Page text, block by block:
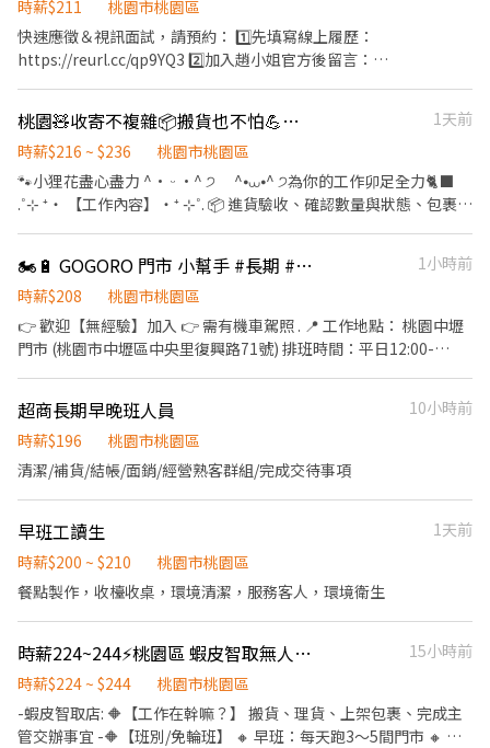
135號1樓 龜山文化二店：桃園市龜山區文化七路61號1樓 龜山文化
店：桃園市龜山區文化二路34巷14弄21號1樓 龜山文學店：桃園市
龜山區文學路228號1樓 龜山光峯店：桃園市龜山區光峯路192號1
樓 龜山長慶-智取店：桃園市龜山區長慶三街40號 龜山萬壽三-智取
店：桃園市龜山區萬壽路一段231號1樓 蘆竹大有-寄件店：桃園市
蘆竹區大有街25號1樓 蘆竹大竹店：桃園市蘆竹區大竹路361號1樓
蘆竹大新店：桃園市蘆竹區大新一街26號1樓 蘆竹南順店：桃園市
蘆竹區南順四街8號1樓 蘆竹福祿-智取店：桃園市蘆竹區福祿一街
52號地下一樓 觀音大觀店：桃園市觀音區大觀路二段257之1號1樓
觀音新生-智取店：桃園市觀音區新生路1545號1樓 新竹北新-智取
店：新竹市北區北新街135號1樓 新竹光復二店：新竹市東區光復路
二段142號1樓 新竹光復三-智取店：新竹市東區光復路一段45號1樓
新竹竹蓮-智取店：新竹市東區南大路382號1樓 新竹東光-智取店：
新竹市東區東光路147號1樓 新竹東南店：新竹市東區東南街80號1
樓 新竹金山店：新竹市東區金山北一街116號1樓 新竹關新店：新竹
店：新竹縣竹北市光明五街319號1樓 竹北勝利二-智取店：新竹縣
竹北市勝利十五街262號1樓 竹北嘉豐店：新竹縣竹北市嘉豐五路二
段132號1樓 竹東民族店：新竹縣竹東鎮民族路58號1、2樓 竹東杞
林店：新竹縣竹東鎮杞林路8號1樓 竹東站前-智取店：新竹縣竹東
鎮北興路一段611號1樓 芎林文山-智取店：新竹縣芎林鄉文山路437
號1樓 湖口湖心店：新竹縣湖口鄉中山路一段569號1樓 新埔福德-智
取店：新竹縣新埔鎮福德街17號1樓 新豐松柏-智取店：新竹縣新豐
鄉松柏街128號1樓 關西正義-智取店：新竹縣關西鎮正義路186號1
樓 📌 薪資福利 ☀️ 早班時薪：$204 ~ $244 🌙 晚班時薪：$224 ~
$264 💼 勞健保完整保障 🛵 交通補助（機車/汽車皆有） 📚 線上訓
練，零經驗也能快速上手 🧘 固定班別，免輪班更安心 🍱 雙週排班
制，工作生活雙平衡 🔽🔽如何應徵?🔽🔽🔽 👉快速連結：
【https://lin.ee/L61OXnF】 或者 賴ID：@nhy5896h 👉截圖職缺
文 👉私訊留下 【姓名、電話、應徵蝦皮門市人員、找霍專員應徵】
哪一家公司只要底下員工想努力升遷往上爬， 上頭二話不說拼命拉
拔的？ 我們家就是願意不怕各位往上升只怕您不願意爬！！！ 您有
看過哪一家公司只要員工有任何問題發生哪怕是渺小的感情小問題
也願意幫忙找出解答？ 我們家就是願意當您的垃圾桶！！！ 您有看
司就是立馬漲 因為希望底下員工每一個都能領多點薪資！！！ 人生
最幸福的事情其一就是加入我們紅不讓大家庭 改變自己的時刻來了
時薪$211
桃園市桃園區
快速應徵＆視訊面試，請預約： 1️⃣先填寫線上履歷：
https://reurl.cc/qp9YQ3 2️⃣加入趙小姐官方後留言：
工作內容： 1. 包裹收寄、搬運、盤點、理貨 2. 協助門市服務與收銀
作業 3. 維持環境清潔 4. 配合調店及支援工作 5. 協助門市日常營運維
護 ✅工作時間： 早班：10:30-17:30 晚班：16:15-22:45、18:45-
22:45 假日班：10:30-22:45 *皆為彈性排班，視情況加班 ＊ 一週至
少給班 4 天（假日需能配合）＊ ✅工作待遇：時薪211 ✅工作地
民有店 桃園市桃園區民有三街425號1樓 桃園永安店 桃園市桃園區
永安路290號1樓 桃園宏昌店 桃園市桃園區宏昌五街26號1樓 桃園莊
快，先搶先贏 ＊＊＊＊＊＊＊＊＊＊＊＊＊＊＊＊＊＊＊＊ ☑️至少
配合四個月以上 ☑️ 需配合加班，搬運重物（約 15 公斤） 💡皆會提
供完整教育訓練＋店面實習，新手也OK！💡
桃園🧸收寄不複雜📦搬貨也不怕💪🧤荷包飽飽啦🦐💰🅢Ⓗ🅞Ⓟ🅔Ⓔ門市人員
1天前
時薪$216 ~ $236
桃園市桃園區
🐾小狸花盡心盡力 ^• ᵕ •^ ੭ ^⦁⩊⦁^ ੭為你的工作卯足全力🐈‍⬛
.˚⊹ ⁺‧ 【工作內容】‧⁺ ⊹˚. 📦 進貨驗收、確認數量與狀態、包裹上
營運需求，彈性調整工作內容 .˚⊹ ⁺‧ 【上班時間】‧⁺ ⊹˚. ☀️ 午
班：13:00~17:00 🌙 晚班：18:00~22:00 .˚⊹ ⁺‧ 【 休假制度】‧⁺
⊹˚. 📌 採排休制（無固定休） 🗓️ 周一至週日皆可排班 ⭕ 可周休六、
日 .˚⊹ ⁺‧ 【超級亮點】‧⁺ ⊹˚. ❤️ 合法合規：合法投保、合法給薪
🧡 推薦獎金：找朋友來上班也有錢拿 💛 線上訓練：上課也有薪水唷
們挺你 💜 族群友善：身份不設限，歡迎各種背景的你！ .˚⊹ ⁺‧ 【
工作地點】‧⁺ ⊹˚. 桃園守法 - HD店 桃園市桃園區守法路21號 ☝️ 點
選【立即應徵】我會速度回覆你！ ✌️ 或加入 🅻🅸🅽🅴：
https://lin.ee/8rsUSDv 🤟 留言「姓名＋電話＋截圖職缺」就能聯
繫上～ 若想參考其他職缺，可以到我的Threads，看更多更多的職
缺喔♬ My Threads：tsaipei_ruby https://reurl.cc/7b2vad 別害
🏍️🔋 GOGORO 門市 小幫手 #長期 #無經驗可 (S)
1小時前
時薪$208
桃園市桃園區
👉 歡迎【無經驗】加入 👉 需有機車駕照 . 📍 工作地點： 桃園中壢
門市 (桃園市中壢區中央里復興路71號) 排班時間：平日12:00-
12:00~21:00，會依照門市狀況安排 . 🔸 工作內容簡介： 接待顧客：
介紹 Gogoro 產品，引起顧客興趣 新車交車：整備清潔＋操作教
學，讓車主安心上路 問卷活動：協助派發與收集，推廣品牌理念 服
務流程：依照標準流程執行，提升客戶滿意度 環境維護：保持門市
們一起用 Gogoro 改變城市的移動方式。 . 【✅ 應徵方式】 請點 ➡️
https://lin.ee/XSpUAdyl 無法點擊請搜尋@922vyxod (要加@) 加
入後請按照格式留言或提供職缺截圖 謝謝 (其他區域也歡迎詢問)
超商長期早晚班人員
10小時前
時薪$196
桃園市桃園區
清潔/補貨/結帳/面銷/經營熟客群組/完成交待事項
早班工讀生
1天前
時薪$200 ~ $210
桃園市桃園區
餐點製作，收檯收桌，環境清潔，服務客人，環境衛生
時薪224~244⚡桃園區 蝦皮智取無人店PT🎈無經驗OK/固定班別
15小時前
時薪$224 ~ $244
桃園市桃園區
-蝦皮智取店: 🔶【工作在幹嘛？】 搬貨、理貨、上架包裹、完成主
管交辦事宜 -🔶【班別/免輪班】 🔸 早班：每天跑3～5間門市 🔸 晚